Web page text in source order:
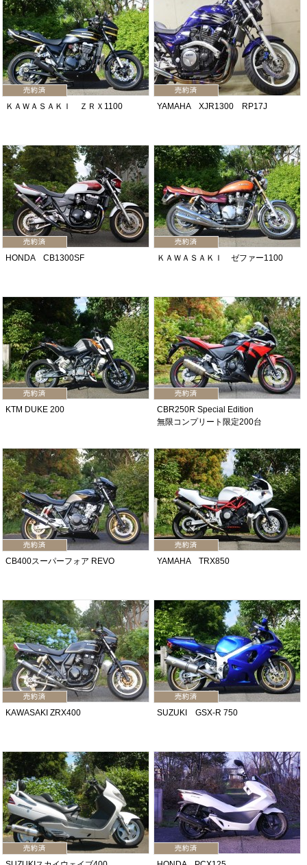
ＫＡＷＡＳＡＫＩ ＺＲＸ1100 YAMAHA XJR1300 RP17J
HONDA CB1300SF ＫＡＷＡＳＡＫＩ ゼファー1100
KTM DUKE 200
CBR250R Special Edition
無限コンプリート限定200台
CB400スーパーフォア REVO YAMAHA TRX850
KAWASAKI ZRX400 SUZUKI GSX-R 750